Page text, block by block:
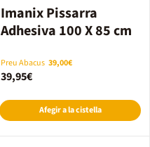
Imanix Pissarra
Adhesiva 100 X 85 cm
Preu Abacus 39,00€
39,95€
Afegir a la cistella